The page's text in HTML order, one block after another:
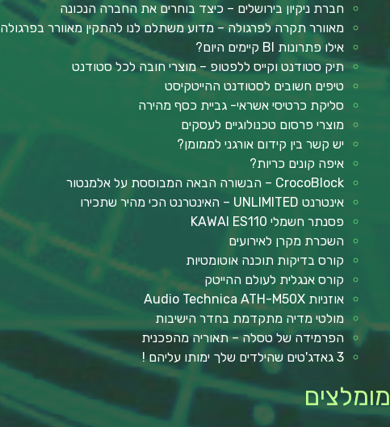
חברת ניקיון בירושלים – כיצד בוחרים את החברה הנכונה
מאוורר תקרה לפרגולה – מדוע משתלם לנו להתקין מאוורר בפרגולה
אילו פתרונות BI קיימים היום?
תיק סטודנט וקייס ללפטופ – מוצרי חובה לכל סטודנט
טיפים חשובים לסטודנט ההייטקיסט
סליקת כרטיסי אשראי- גביית כסף מהירה
מוצרי פרסום טכנולוגיים לעסקים
יש קשר בין קידום אורגני לממומן?
איפה קונים כריות?
CrocoBlock – הבשורה הבאה המבוססת על אלמנטור
אינטרנט UNLIMITED – האינטרנט הכי מהיר שתכירו
פסנתר חשמלי KAWAI ES110
השכרת מקרן לאירועים
קורס בדיקות תוכנה אוטומטיות
קורס אנגלית לעולם ההייטק
אוזניות Audio Technica ATH-M50X
מולטי מדיה מתקדמת בחדר הישיבות
הפרמידה של טסלה – תאוריה מהפכנית
3 גאדג'טים שהילדים שלך ימותו עליהם !
מומלצים